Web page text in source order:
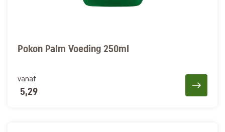
Pokon Palm Voeding 250ml
vanaf
5,29